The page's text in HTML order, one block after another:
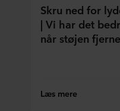
Skru ned for
| Vi har det
når støjen
Læs mere